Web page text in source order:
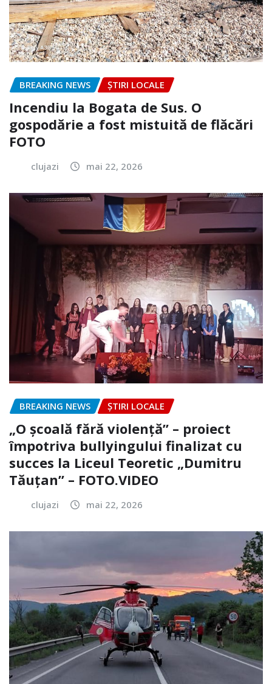
BREAKING NEWS ȘTIRI LOCALE
Incendiu la Bogata de Sus. O
gospodărie a fost mistuită de flăcări
FOTO
clujazi mai 22, 2026
BREAKING NEWS ȘTIRI LOCALE
„O școală fără violență” – proiect
împotriva bullyingului finalizat cu
succes la Liceul Teoretic „Dumitru
Tăuțan” – FOTO.VIDEO
clujazi mai 22, 2026